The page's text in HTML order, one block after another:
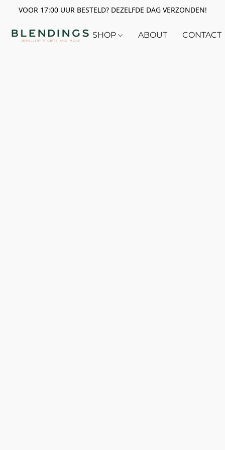
VOOR 17:00 UUR BESTELD? DEZELFDE DAG VERZONDEN!
SHOP ABOUT CONTACT